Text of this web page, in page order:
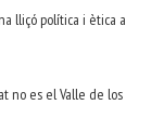
lliçó política i ètica a
no es el Valle de los